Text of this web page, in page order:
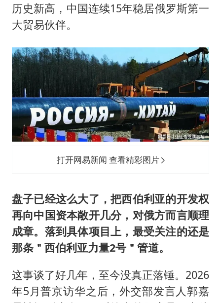
历史新高，中国连续15年稳居俄罗斯第一
大贸易伙伴。
打开网易新闻 查看精彩图片
盘子已经这么大了，把西伯利亚的开发权
再向中国资本敞开几分，对俄方而言顺理
成章。落到具体项目上，最受关注的还是
那条＂西伯利亚力量2号＂管道。
这事谈了好几年，至今没真正落锤。2026
年5月普京访华之后，外交部发言人郭嘉